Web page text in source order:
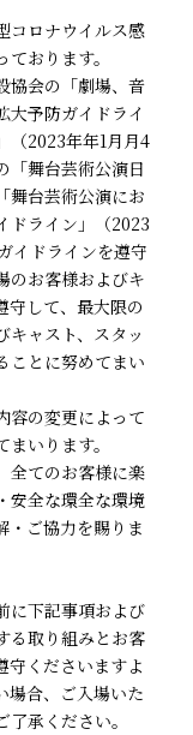
コロナウイルス感
おります。
協会の「劇場、音
大予防ガイドライ
（2023年年1月月4
「舞台芸術公演日
舞台芸術公演にお
ドライン」（2023
イドラインを遵守
のお客様およびキ
守して、最大限の
キャスト、スタッ
ことに努めてまい
容の変更によって
いります。
全てのお客様に楽
安全な環全な環境
・ご協力を賜りま
に下記事項および
る取り組みとお客
守くださいますよ
場合、ご入場いた
承ください。